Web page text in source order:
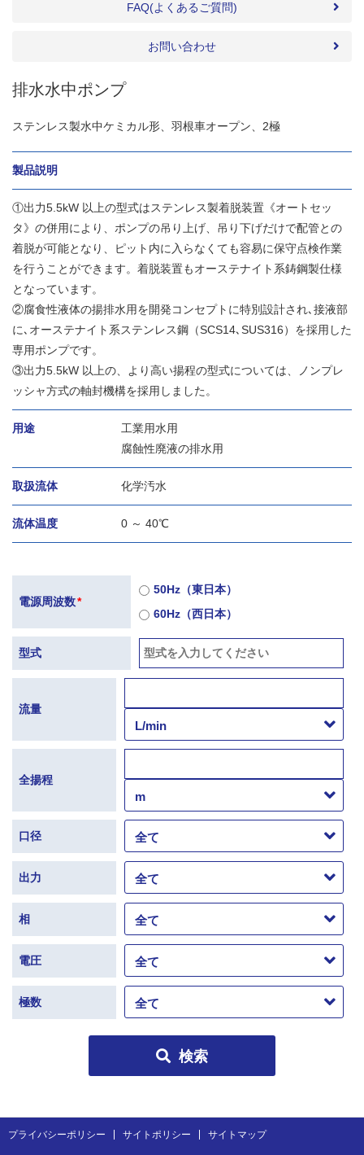
FAQ(よくあるご質問)
お問い合わせ
排水水中ポンプ
ステンレス製水中ケミカル形、羽根車オープン、2極
製品説明
①出力5.5kW 以上の型式はステンレス製着脱装置《オートセッ
タ》の併用により、ポンプの吊り上げ、吊り下げだけで配管との
着脱が可能となり、ピット内に入らなくても容易に保守点検作業
を行うことができます。着脱装置もオーステナイト系鋳鋼製仕様
となっています。
②腐食性液体の揚排水用を開発コンセプトに特別設計され､接液部
に､オーステナイト系ステンレス鋼（SCS14､SUS316）を採用した
専用ポンプです。
③出力5.5kW 以上の、より高い揚程の型式については、ノンプレ
ッシャ方式の軸封機構を採用しました。
用途
工業用水用
腐蝕性廃液の排水用
取扱流体 化学汚水
流体温度 0 ～ 40℃
電源周波数*
50Hz（東日本）
60Hz（西日本）
型式
流量
全揚程
口径
出力
相
電圧
極数
検索
プライバシーポリシー サイトポリシー サイトマップ